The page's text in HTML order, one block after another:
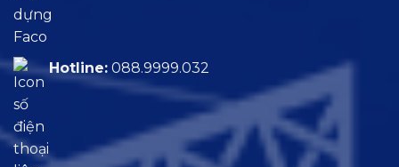
Hotline: 088.9999.032